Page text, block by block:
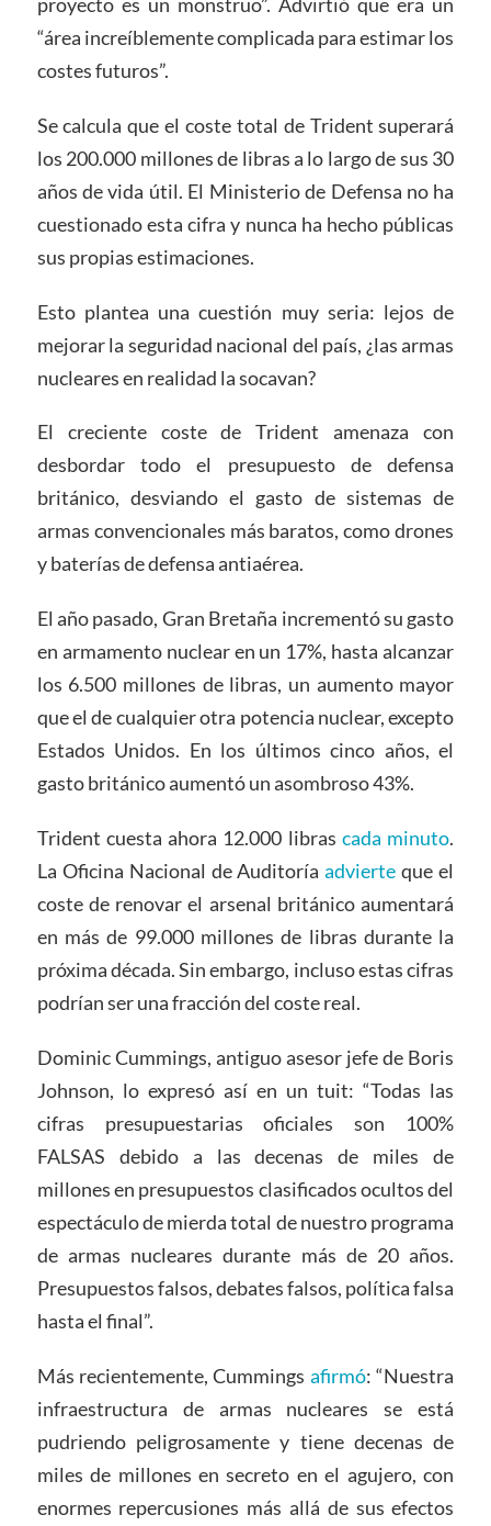
“área increíblemente complicada para estimar los
costes futuros”.
Se calcula que el coste total de Trident superará
los 200.000 millones de libras a lo largo de sus 30
años de vida útil. El Ministerio de Defensa no ha
cuestionado esta cifra y nunca ha hecho públicas
sus propias estimaciones.
Esto plantea una cuestión muy seria: lejos de
mejorar la seguridad nacional del país, ¿las armas
nucleares en realidad la socavan?
El creciente coste de Trident amenaza con
desbordar todo el presupuesto de defensa
británico, desviando el gasto de sistemas de
armas convencionales más baratos, como drones
y baterías de defensa antiaérea.
El año pasado, Gran Bretaña incrementó su gasto
en armamento nuclear en un 17%, hasta alcanzar
los 6.500 millones de libras, un aumento mayor
que el de cualquier otra potencia nuclear, excepto
Estados Unidos. En los últimos cinco años, el
gasto británico aumentó un asombroso 43%.
Trident cuesta ahora 12.000 librascada minuto.
La Oficina Nacional de Auditoríaadvierte que el
coste de renovar el arsenal británico aumentará
en más de 99.000 millones de libras durante la
próxima década. Sin embargo, incluso estas cifras
podrían ser una fracción del coste real.
Dominic Cummings, antiguo asesor jefe de Boris
Johnson, lo expresó así en un tuit: “Todas las
cifras presupuestarias oficiales son 100%
FALSAS debido a las decenas de miles de
millones en presupuestos clasificados ocultos del
espectáculo de mierda total de nuestro programa
de armas nucleares durante más de 20 años.
Presupuestos falsos, debates falsos, política falsa
hasta el final”.
Más recientemente, Cummings afirmó: “Nuestra
infraestructura de armas nucleares se está
pudriendo peligrosamente y tiene decenas de
miles de millones en secreto en el agujero, con
enormes repercusiones más allá de sus efectos